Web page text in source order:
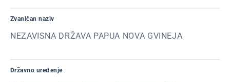
Zvaničan naziv
NEZAVISNA DRŽAVA PAPUA NOVA GVINEJA
Državno uređenje